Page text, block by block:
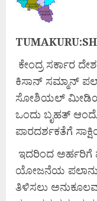
ಕೇಂದ್ರ ಸರ್ಕಾರ
ಕಿಸಾನ್ ಸಮ್ಮಾನ್
ಸೋಶಿಯಲ್
ಒಂದು ಬೃಹತ್
ಪಾರದರ್ಶಕತೆಗೆ
ಇದರಿಂದ ಅರ್ಹರಿಗೆ
ಯೋಜನೆಯ
ತಿಳಿಸಲು